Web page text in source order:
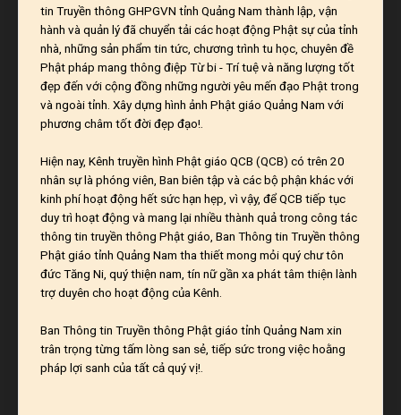
tin Truyền thông GHPGVN tỉnh Quảng Nam thành lập, vận
hành và quản lý đã chuyển tải các hoạt động Phật sự của tỉnh
nhà, những sản phẩm tin tức, chương trình tu học, chuyên đề
Phật pháp mang thông điệp Từ bi - Trí tuệ và năng lượng tốt
đẹp đến với cộng đồng những người yêu mến đạo Phật trong
và ngoài tỉnh. Xây dựng hình ảnh Phật giáo Quảng Nam với
phương châm tốt đời đẹp đạo!.
Hiện nay, Kênh truyền hình Phật giáo QCB (QCB) có trên 20
nhân sự là phóng viên, Ban biên tập và các bộ phận khác với
kinh phí hoạt động hết sức hạn hẹp, vì vậy, để QCB tiếp tục
duy trì hoạt động và mang lại nhiều thành quả trong công tác
thông tin truyền thông Phật giáo, Ban Thông tin Truyền thông
Phật giáo tỉnh Quảng Nam tha thiết mong mỏi quý chư tôn
đức Tăng Ni, quý thiện nam, tín nữ gần xa phát tâm thiện lành
trợ duyên cho hoạt động của Kênh.
Ban Thông tin Truyền thông Phật giáo tỉnh Quảng Nam xin
trân trọng từng tấm lòng san sẻ, tiếp sức trong việc hoằng
pháp lợi sanh của tất cả quý vị!.